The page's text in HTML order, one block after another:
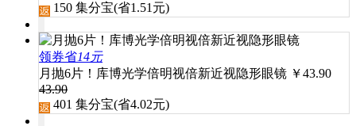
150 集分宝(省1.51 元)
领券省14元
月抛6片！库博光学倍明视倍新近视隐形眼镜 ￥43.90
43.90
401 集分宝(省4.02元)